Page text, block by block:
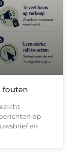
fouten
op
en